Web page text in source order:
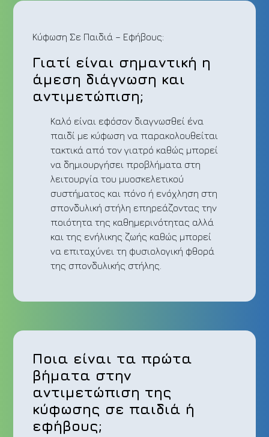
Κύφωση Σε Παιδιά – Εφήβους:
Γιατί είναι σημαντική η
άμεση διάγνωση και
αντιμετώπιση;
Καλό είναι εφόσον διαγνωσθεί ένα
παιδί με κύφωση να παρακολουθείται
τακτικά από τον γιατρό καθώς μπορεί
να δημιουργήσει προβλήματα στη
λειτουργία του μυοσκελετικού
συστήματος και πόνο ή ενόχληση στη
σπονδυλική στήλη επηρεάζοντας την
ποιότητα της καθημερινότητας αλλά
και της ενήλικης ζωής καθώς μπορεί
να επιταχύνει τη φυσιολογική φθορά
της σπονδυλικής στήλης.
Ποια είναι τα πρώτα
βήματα στην
αντιμετώπιση της
κύφωσης σε παιδιά ή
εφήβους;